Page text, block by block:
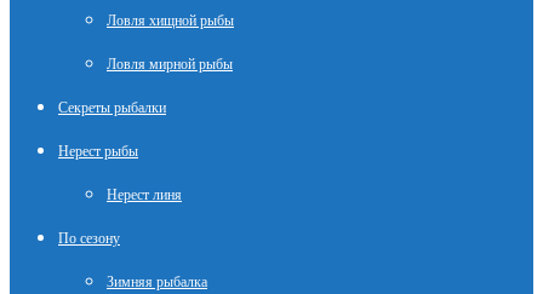
Ловля хищной рыбы
Ловля мирной рыбы
Секреты рыбалки
Нерест рыбы
Нерест линя
По сезону
Зимняя рыбалка